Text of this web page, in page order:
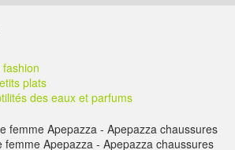
plats
des eaux et parfums
femme Apepazza - Apepazza chaussures
femme Apepazza - Apepazza chaussures